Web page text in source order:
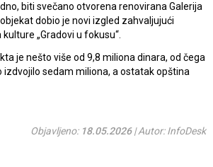
biti svečano otvorena renovirana Galerija
dobio je novi izgled zahvaljujući
„Gradovi u fokusu“.
je nešto više od 9,8 miliona dinara, od čega
sedam miliona, a ostatak opština
Objavljeno: 18.05.2026| Autor: InfoDesk